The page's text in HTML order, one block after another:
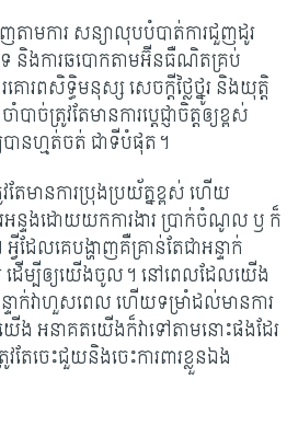
ាមការ ​សន្យា​លុបបំបាត់​ការជួញដូរ​
េទ និង​ការឆបោក​តាម​អ៊ីនធឺណិត​គ្រប់​
ោរព​សិទ្ធិមនុស្ស សេចក្តីថ្លៃថ្នូរ និង​យុត្តិ
ច់ត្រូវតែមានការប្តេជ្ញាចិត្តឲ្យខ្ពស់
ានហ្មត់ចត់ ជាទីបំផុត។
ែមានការប្រុងប្រយ័ត្នខ្ពស់ ហើយ
អន្ទងដោយយកការងារ ប្រាក់ចំណូល ឫ ក៏
លគេបង្ហាញគឺគ្រាន់តែជាអន្ទាក់
ើម្បីឲ្យយើងចូល។ នៅពេលដែលយើង
ទាក់វាហួសពេល ហើយទម្រាំដល់មានការ
ង អនាគតយើងក៏វាទៅតាមនោះផងដែរ
តែចេះជួយនិងចេះការពារខ្លួនឯង